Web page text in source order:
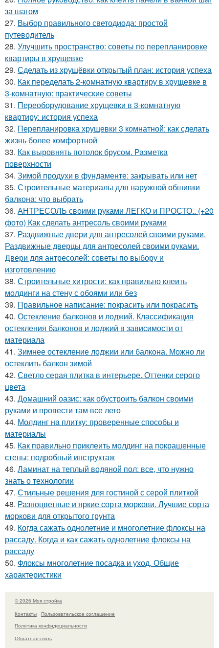
за шагом
27. Выбор правильного светодиода: простой
путеводитель
28. Улучшить пространство: советы по перепланировке
квартиры в хрущевке
29. Сделать из хрущёвки открытый план: история успеха
30. Как переделать 2-комнатную квартиру в хрущевке в
3-комнатную: практические советы
31. Переоборудование хрущевки в 3-комнатную
квартиру: история успеха
32. Перепланировка хрущевки 3 комнатной: как сделать
жизнь более комфортной
33. Как выровнять потолок брусом. Разметка
поверхности
34. Зимой продухи в фундаменте: закрывать или нет
35. Строительные материалы для наружной обшивки
балкона: что выбрать
36. АНТРЕСОЛЬ своими руками ЛЕГКО и ПРОСТО.. (+20
фото) Как сделать антресоль своими руками
37. Раздвижные двери для антресолей своими руками.
Раздвижные дверцы для антресолей своими руками.
Двери для антресолей: советы по выбору и
изготовлению
38. Строительные хитрости: как правильно клеить
молдинги на стену с обоями или без
39. Правильное написание: покрасить или покрасить
40. Остекление балконов и лоджий. Классификация
остекления балконов и лоджий в зависимости от
материала
41. Зимнее остекление лоджии или балкона. Можно ли
остеклить балкон зимой
42. Светло серая плитка в интерьере. Оттенки серого
цвета
43. Домашний оазис: как обустроить балкон своими
руками и провести там все лето
44. Молдинг на плитку: проверенные способы и
материалы
45. Как правильно приклеить молдинг на покрашенные
стены: подробный инструктаж
46. Ламинат на теплый водяной пол: все, что нужно
знать о технологии
47. Стильные решения для гостиной с серой плиткой
48. Разноцветные и яркие сорта моркови. Лучшие сорта
моркови для открытого грунта
49. Когда сажать однолетние и многолетние флоксы на
рассаду. Когда и как сажать однолетние флоксы на
рассаду
50. Флоксы многолетние посадка и уход. Общие
характеристики
© 2026 Моя стройка
Контакты
Пользовательское соглашение
Политика конфидециальности
Обратная связь